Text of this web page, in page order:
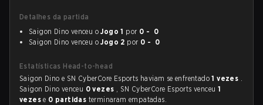
Detalhes da partida
Saigon Dino venceu oJogo 1 por 0 - 0
Saigon Dino venceu oJogo 2 por 0 - 0
Estatísticas Head-to-head
Saigon Dino e SN CyberCore Esports haviam se enfrentado1 vezes .
Saigon Dino venceu 0 vezes , SN CyberCore Esports venceu 1
vezese 0 partidas terminaram empatadas.